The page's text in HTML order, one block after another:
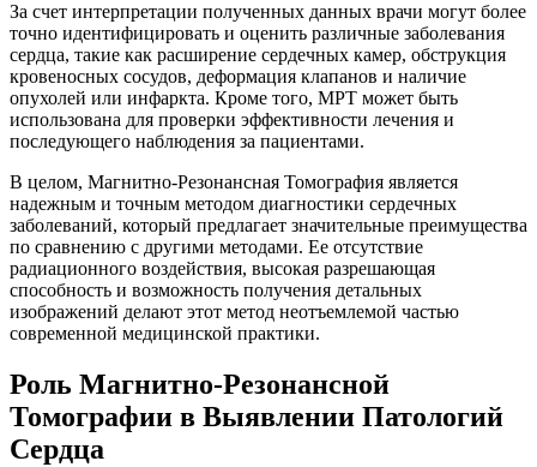
За счет интерпретации полученных данных врачи могут более
точно идентифицировать и оценить различные заболевания
сердца, такие как расширение сердечных камер, обструкция
кровеносных сосудов, деформация клапанов и наличие
опухолей или инфаркта. Кроме того, МРТ может быть
использована для проверки эффективности лечения и
последующего наблюдения за пациентами.
В целом, Магнитно-Резонансная Томография является
надежным и точным методом диагностики сердечных
заболеваний, который предлагает значительные преимущества
по сравнению с другими методами. Ее отсутствие
радиационного воздействия, высокая разрешающая
способность и возможность получения детальных
изображений делают этот метод неотъемлемой частью
современной медицинской практики.
Роль Магнитно-Резонансной
Томографии в Выявлении Патологий
Сердца